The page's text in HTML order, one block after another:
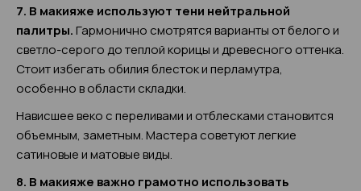
7. В макияже используют тени нейтральной
палитры.Гармонично смотрятся варианты от белого и
светло-серого до теплой корицы и древесного оттенка.
Стоит избегать обилия блесток и перламутра,
особенно в области складки.
Нависшее веко с переливами и отблесками становится
объемным, заметным. Мастера советуют легкие
сатиновые и матовые виды.
8. В макияже важно грамотно использовать